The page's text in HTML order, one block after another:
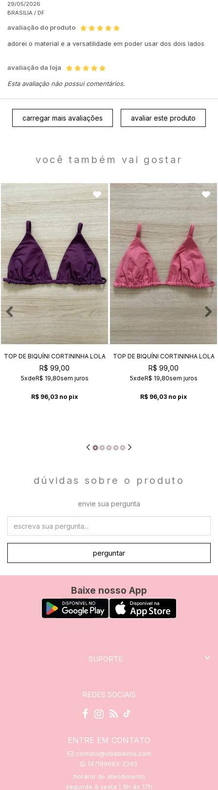
29/05/2026
BRASILIA / DF
avaliação do produto
adorei o material e a versatilidade em poder usar dos dois lados
avaliação da loja
Esta avaliação não possui comentários.
carregar mais avaliações avaliar este produto
você também vai gostar
TOP DE BIQUÍNI CORTININHA LOLA
AMETISTA
R$ 99,00
5xdeR$ 19,80sem juros
R$ 96,03 no pix
TOP DE BIQUÍNI CORTININHA LOLA
CHICLETE
R$ 99,00
5xdeR$ 19,80sem juros
R$ 96,03 no pix
dúvidas sobre o produto
envie sua pergunta
perguntar
Baixe nosso App
SUPORTE
REDES SOCIAIS
ENTRE EM CONTATO
contato@vibebikinis.com
(47)99683-2245
horário de atendimento
segunda à sexta | 9h às 17h